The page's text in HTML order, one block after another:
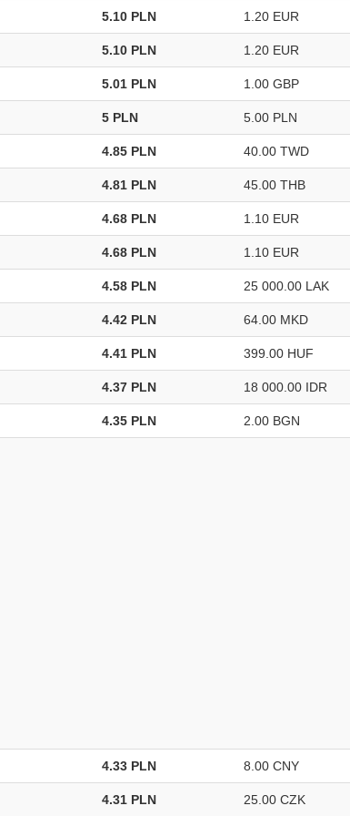
5.10 PLN 1.20 EUR
5.10 PLN 1.20 EUR
5.01 PLN 1.00 GBP
5 PLN 5.00 PLN
4.85 PLN 40.00 TWD
4.81 PLN 45.00 THB
4.68 PLN 1.10 EUR
4.68 PLN 1.10 EUR
4.58 PLN 25 000.00 LAK
4.42 PLN 64.00 MKD
4.41 PLN 399.00 HUF
4.37 PLN 18 000.00 IDR
4.35 PLN 2.00 BGN
4.33 PLN 8.00 CNY
4.31 PLN 25.00 CZK